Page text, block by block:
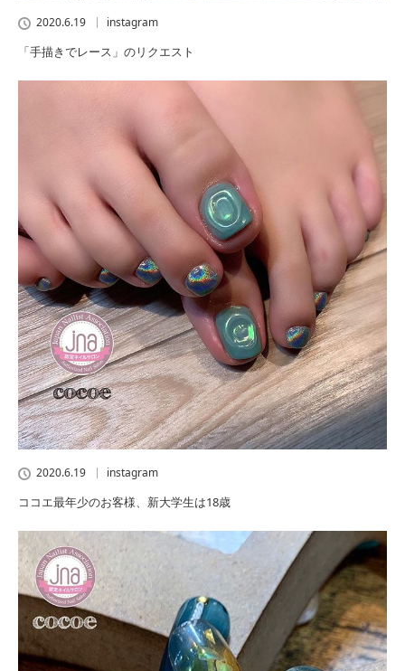
2020.6.19 instagram
「手描きでレース」のリクエスト
2020.6.19 instagram
ココエ最年少のお客様、新大学生は18歳